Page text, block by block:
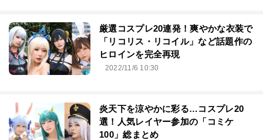
厳選コスプレ20連発！爽やかな衣装で
「リコリス・リコイル」など話題作の
ヒロインを完全再現
2022/11/6 10:30
炎天下を涼やかに彩る…コスプレ20
選！人気レイヤー参加の「コミケ
100」総まとめ